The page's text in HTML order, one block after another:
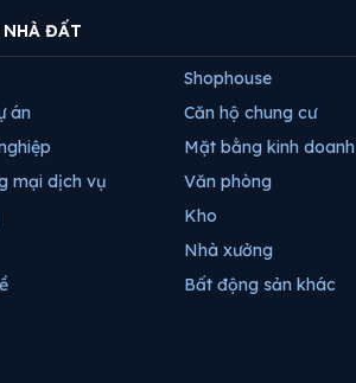
NHÀ ĐẤT
án
mại dịch vụ
Shophouse
Căn hộ chung cư
Mặt bằng kinh doanh
Văn phòng
Kho
Nhà xưởng
Bất động sản khác